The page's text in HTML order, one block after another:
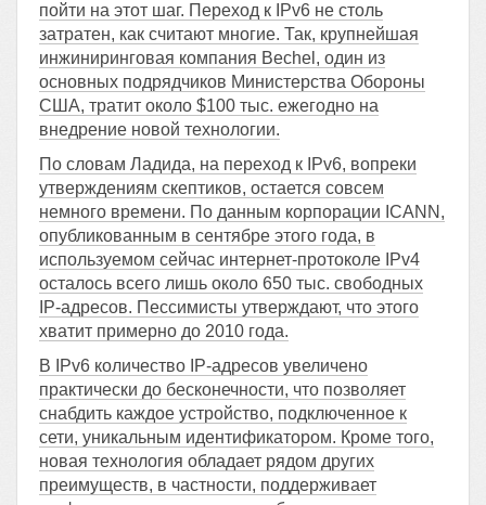
пойти на этот шаг. Переход к IPv6 не столь
затратен, как считают многие. Так, крупнейшая
инжиниринговая компания Bechel, один из
основных подрядчиков Министерства Обороны
США, тратит около $100 тыс. ежегодно на
внедрение новой технологии.
По словам Ладида, на переход к IPv6, вопреки
утверждениям скептиков, остается совсем
немного времени. По данным корпорации ICANN,
опубликованным в сентябре этого года, в
используемом сейчас интернет-протоколе IPv4
осталось всего лишь около 650 тыс. свободных
IP-адресов. Пессимисты утверждают, что этого
хватит примерно до 2010 года.
В IPv6 количество IP-адресов увеличено
практически до бесконечности, что позволяет
снабдить каждое устройство, подключенное к
сети, уникальным идентификатором. Кроме того,
новая технология обладает рядом других
преимуществ, в частности, поддерживает